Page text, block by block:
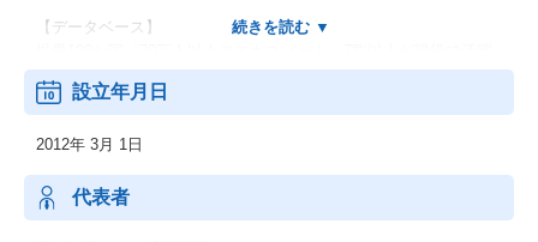
【データベース】
するメンバー）の知見をマッチングするプラットフォームをグロ
ーバルに運営しています。
【サービス】
「インタビュー」
業界・職域の〖生の声〗を1時間単位で収集
設立年月日
2012年 3月 1日
代表者